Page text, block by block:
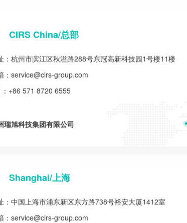
CIRS China/总部
：杭州市滨江区秋溢路288号东冠高新科技园1号楼11楼
： service@cirs-group.com
：+86 571 8720 6555
瑞旭科技集团有限公司
Shanghai/上海
：中国上海市浦东新区东方路738号裕安大厦1412室
： service@cirs-group.com